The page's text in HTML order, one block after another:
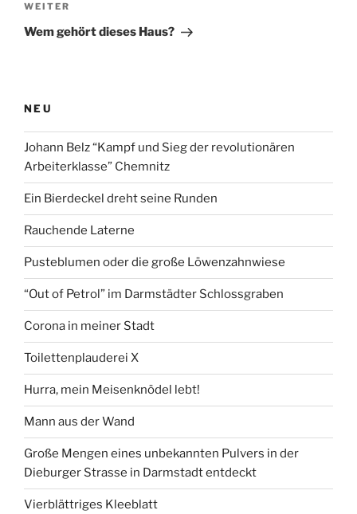
Nächster
Beitrag
WEITER
Wem gehört dieses Haus?
NEU
Johann Belz “Kampf und Sieg der revolutionären
Arbeiterklasse” Chemnitz
Ein Bierdeckel dreht seine Runden
Rauchende Laterne
Pusteblumen oder die große Löwenzahnwiese
“Out of Petrol” im Darmstädter Schlossgraben
Corona in meiner Stadt
Toilettenplauderei X
Hurra, mein Meisenknödel lebt!
Mann aus der Wand
Große Mengen eines unbekannten Pulvers in der
Dieburger Strasse in Darmstadt entdeckt
Vierblättriges Kleeblatt